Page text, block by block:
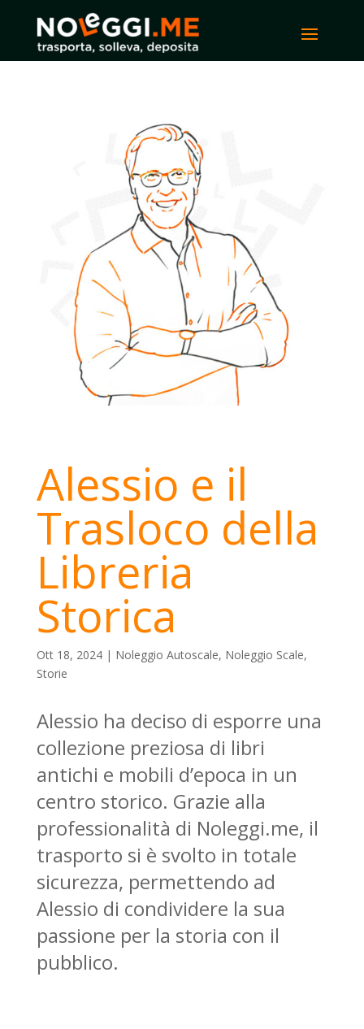
Alessio e il
Trasloco della
Libreria
Storica
Ott 18, 2024| Noleggio Autoscale, Noleggio Scale,
Storie
Alessio ha deciso di esporre una
collezione preziosa di libri
antichi e mobili d’epoca in un
centro storico. Grazie alla
professionalità di Noleggi.me, il
trasporto si è svolto in totale
sicurezza, permettendo ad
Alessio di condividere la sua
passione per la storia con il
pubblico.